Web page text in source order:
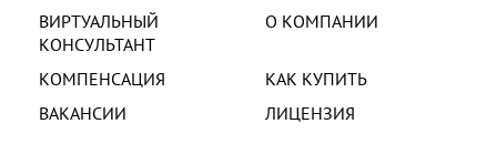
ВИРТУАЛЬНЫЙ
КОНСУЛЬТАНТ
О КОМПАНИИ
КОМПЕНСАЦИЯ
КАК КУПИТЬ
ВАКАНСИИ
ЛИЦЕНЗИЯ